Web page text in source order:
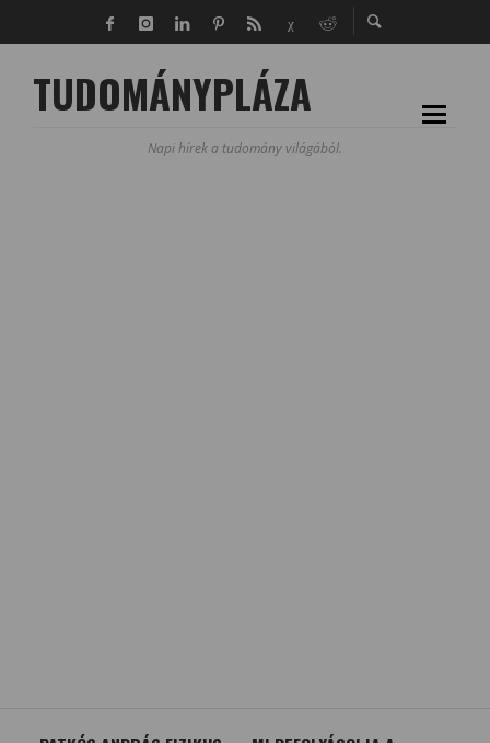
TUDOMÁNYPLÁZA
Napi hírek a tudomány világából.